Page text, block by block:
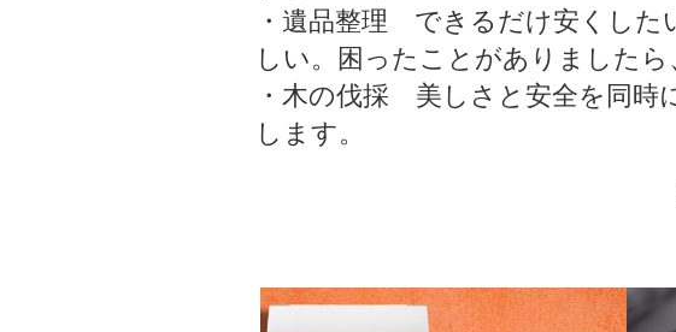
・遺品整理 できるだけ安くした
しい。困ったことがありましたら
・木の伐採 美しさと安全を同時
します。